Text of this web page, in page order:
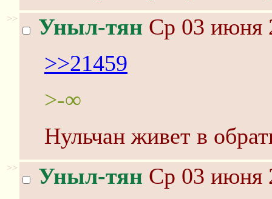
>> Уныл-тян Ср 03 июня
>>21459
>-∞
Нульчан живет в
>> Уныл-тян Ср 03 июня